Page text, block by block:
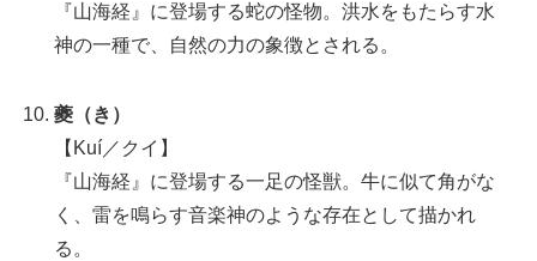
『山海経』に登場する蛇の怪物。洪水をもたらす水
神の一種で、自然の力の象徴とされる。
夔（き）
【Kuí／クイ】
『山海経』に登場する一足の怪獣。牛に似て角がな
く、雷を鳴らす音楽神のような存在として描かれ
る。